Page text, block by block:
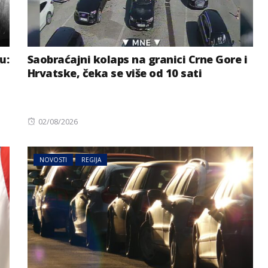
Saobraćajni kolaps na granici Crne Gore i
Hrvatske, čeka se više od 10 sati
Posted
02/08/2026
NOVOSTI REGIJA
se
i
NOVOSTI SVIJET
Džej Di Vens: Do sporazuma
vjerovatno neće doći brzo